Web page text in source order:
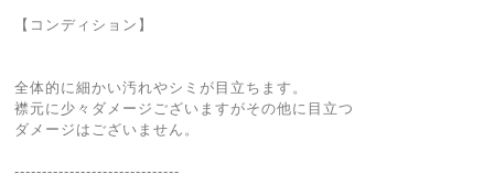
【コンディション】
全体的に細かい汚れやシミが目立ちます。
襟元に少々ダメージございますがその他に目立つ
ダメージはございません。